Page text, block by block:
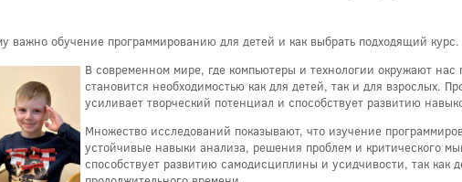
важно обучение программированию для детей и как выбрать подходящий курс.
В современном мире, где компьютеры и технологии окружают
становится необходимостью как для детей, так и для взрослых.
усиливает творческий потенциал и способствует развитию
Множество исследований показывают, что изучение
устойчивые навыки анализа, решения проблем и критического
способствует развитию самодисциплины и усидчивости, так как